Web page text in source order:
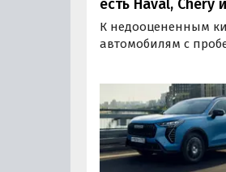
есть Haval, Chery
К недооцененным
автомобилям с
Atlas Pro, Chery
Tiggo 7 Pro, а также
RX. Таким мнением
«Газетой.Ru»
по направлению